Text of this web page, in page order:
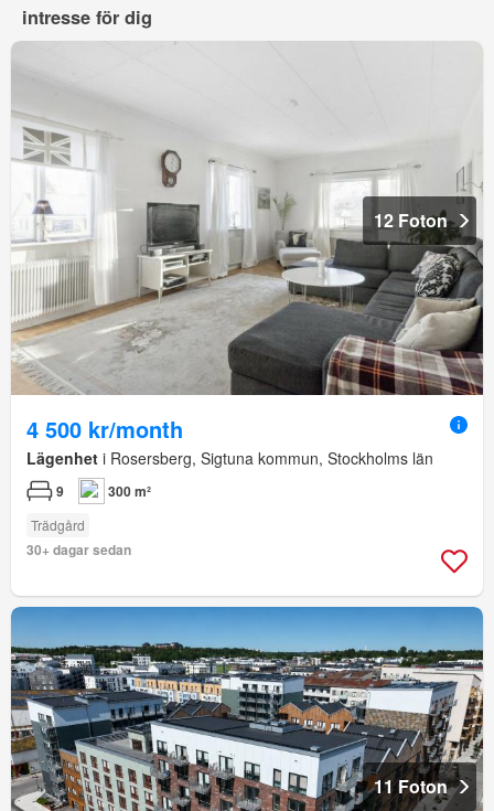
intresse för dig
12 Foton
4 500 kr/month
Lägenhet i Rosersberg, Sigtuna kommun, Stockholms län
9 300 m²
Trädgård
30+ dagar sedan
11 Foton